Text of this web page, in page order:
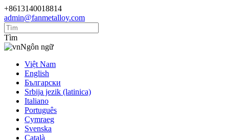
+8613140018814
admin@fanmetalloy.com
Tìm
Ngôn ngữ
Việt Nam
English
Български
Srbija jezik (latinica)
Italiano
Português
Cymraeg
Svenska
Català